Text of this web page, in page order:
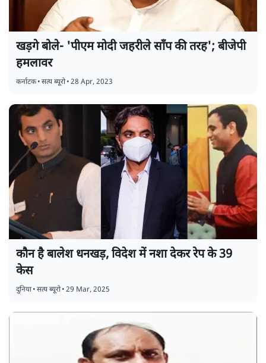
खड़गे बोले- 'पीएम मोदी जहरीले साँप की तरह'; बीजेपी
हमलावर
कर्नाटक•सत्य ब्यूरो•28 Apr, 2023
कौन है बालेश धनखड़, विदेश में नशा देकर रेप के 39
केस
दुनिया•सत्य ब्यूरो•29 Mar, 2025